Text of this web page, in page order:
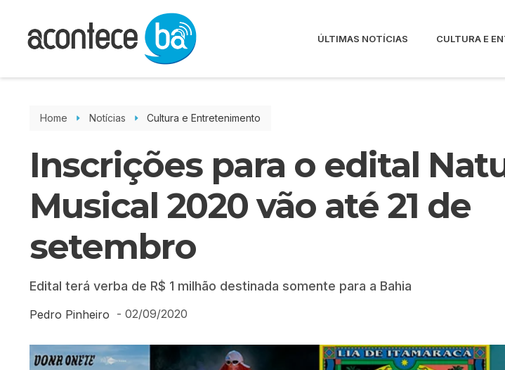
ÚLTIMAS NOTÍCIAS CULTURA E
Home Notícias Cultura e Entretenimento
Inscrições para o edital
Musical 2020 vão até 21 de
setembro
Edital terá verba de R$ 1 milhão destinada somente para a Bahia
Pedro Pinheiro - 02/09/2020